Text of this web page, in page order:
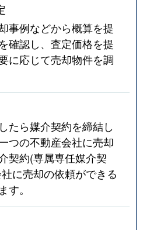
事例などから概算を提
確認し、査定価格を提
に応じて売却物件を調
たら媒介契約を締結し
つの不動産会社に売却
契約(専属専任媒介契
に売却の依頼ができる
す。